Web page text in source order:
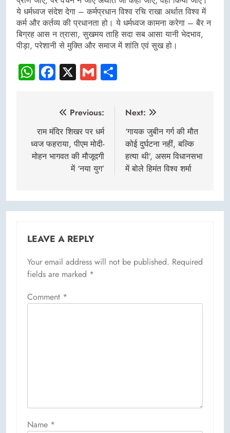
ये धर्मध्वज संदेश देगा – कर्मप्रधान विश्व रचि राखा अर्थात विश्व में
कर्म और कर्तव्य की प्रधानता हो। ये धर्मध्वज कामना करेगा – बैर न
बिग्रह आस न त्रासा, सुखमय ताहि सदा सब आसा यानी भेदभाव,
पीड़ा, परेशानी से मुक्ति और समाज में शांति एवं सुख हो।
WhatsApp
Facebook
X Gmail
navigation
Previous:
राम मंदिर शिखर पर धर्म
ध्वज फहराया, पीएम मोदी-
मोहन भागवत की मौजूदगी
में ‘नया युग’
Next:
‘गायक जुबीन गर्ग की मौत
कोई दुर्घटना नहीं, बल्कि
हत्या थी’, असम विधानसभा
में बोले हिमंत विश्व शर्मा
LEAVE A REPLY
Your email address will not be published. Required
fields are marked *
Comment *
Name *